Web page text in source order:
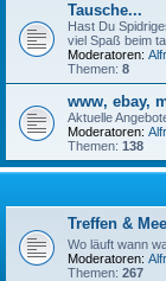
Tausche...
Hast Du
viel Spaß beim
Moderatoren:
Themen: 8
www, ebay,
Aktuelle
Moderatoren:
Themen: 138
Treffen &
Wo läuft wann
Moderatoren:
Themen: 267